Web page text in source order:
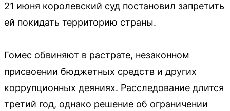
21 июня королевский суд постановил запретить
ей покидать территорию страны.
Гомес обвиняют в растрате, незаконном
присвоении бюджетных средств и других
коррупционных деяниях. Расследование длится
третий год, однако решение об ограничении